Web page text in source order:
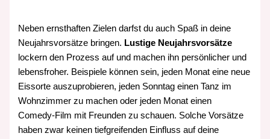
Neben ernsthaften Zielen darfst du auch Spaß in deine
Neujahrsvorsätze bringen. Lustige Neujahrsvorsätze
lockern den Prozess auf und machen ihn persönlicher und
lebensfroher. Beispiele können sein, jeden Monat eine neue
Eissorte auszuprobieren, jeden Sonntag einen Tanz im
Wohnzimmer zu machen oder jeden Monat einen
Comedy‑Film mit Freunden zu schauen. Solche Vorsätze
haben zwar keinen tiefgreifenden Einfluss auf deine